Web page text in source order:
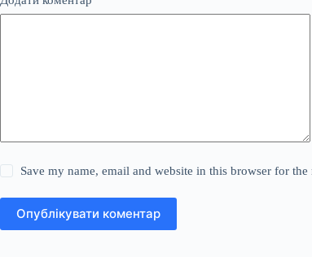
Save my name, email and website in this browser for
Опублікувати коментар